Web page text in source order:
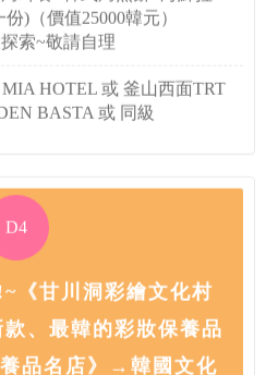
)（價值25000韓元）
索~敬請自理
HOTEL 或 釜山西面TRT
BASTA 或 同級
D4
《甘川洞彩繪文化村
、最韓的彩妝保養品
品名店》→韓國文化